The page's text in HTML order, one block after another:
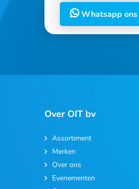
Whatsapp ons
Over OIT bv
Assortiment
Merken
Over ons
Evenementen